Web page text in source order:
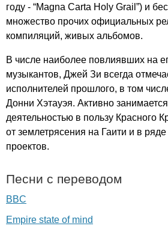
году - “Magna Carta Holy Grail ”) и
множество прочих официальных
компиляций, живых альбомов.
В числе наиболее повлиявших на
музыкантов, Джей Зи всегда
исполнителей прошлого, в том
Донни Хэтауэя. Активно
деятельностью в пользу Красного
от землетрясения на Гаити и в
проектов.
Песни с переводом
BBC
Empire state of mind